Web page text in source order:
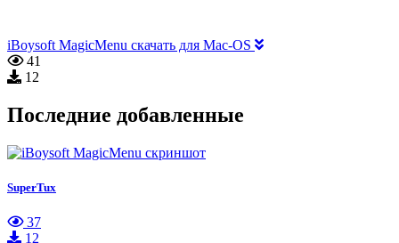
iBoysoft MagicMenu скачать для Mac-OS
41
12
Последние добавленные
SuperTux
37
12